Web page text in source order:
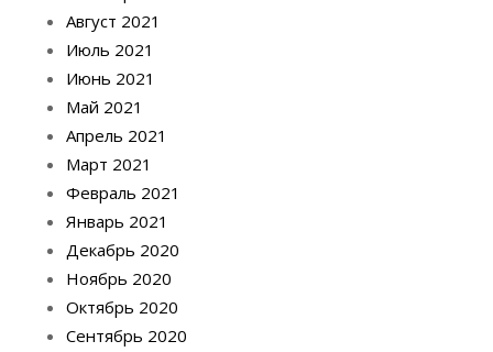
Август 2021
Июль 2021
Июнь 2021
Май 2021
Апрель 2021
Март 2021
Февраль 2021
Январь 2021
Декабрь 2020
Ноябрь 2020
Октябрь 2020
Сентябрь 2020